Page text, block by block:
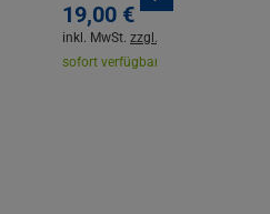
19,00 €
inkl. MwSt. zzgl. Versandkosten
sofort verfügbar |